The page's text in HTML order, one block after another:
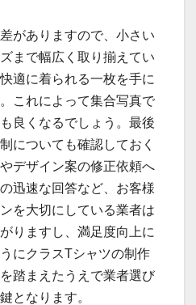
がありますので、小さい
まで幅広く取り揃えてい
適に着られる一枚を手に
これによって集合写真で
良くなるでしょう。最後
についても確認しておく
デザイン案の修正依頼へ
迅速な回答など、お客様
を大切にしている業者は
りますし、満足度向上に
にクラスTシャツの制作
踏まえたうえで業者選び
となります。